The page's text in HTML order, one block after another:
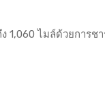
1,060 ไมล์ด้วยการช